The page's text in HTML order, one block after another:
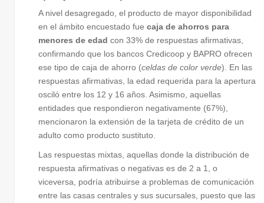
A nivel desagregado, el producto de mayor disponibilidad
en el ámbito encuestado fue caja de ahorros para
menores de edad con 33% de respuestas afirmativas,
confirmando que los bancos Credicoop y BAPRO ofrecen
ese tipo de caja de ahorro (celdas de color verde). En las
respuestas afirmativas, la edad requerida para la apertura
osciló entre los 12 y 16 años. Asimismo, aquellas
entidades que respondieron negativamente (67%),
mencionaron la extensión de la tarjeta de crédito de un
adulto como producto sustituto.
Las respuestas mixtas, aquellas donde la distribución de
respuesta afirmativas o negativas es de 2 a 1, o
viceversa, podría atribuirse a problemas de comunicación
entre las casas centrales y sus sucursales, puesto que las